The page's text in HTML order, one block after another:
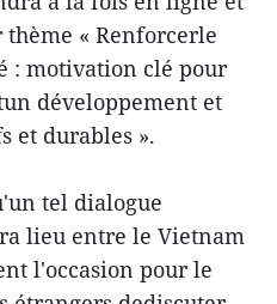
« Renforcerle
: motivation clé pour
développement et
et durables ».
tel dialogue
lieu entre le Vietnam
l'occasion pour le